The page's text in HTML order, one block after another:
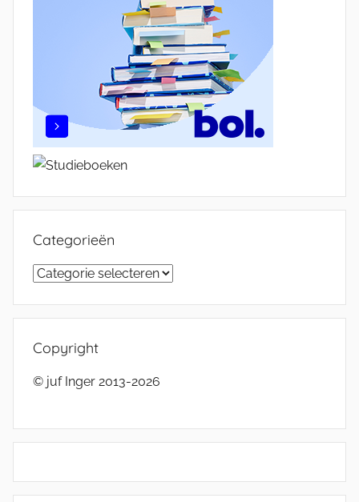
Categorieën
Categorieën
Copyright
© juf Inger 2013-2026